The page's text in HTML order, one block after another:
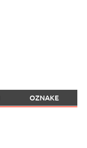
OZNAKE